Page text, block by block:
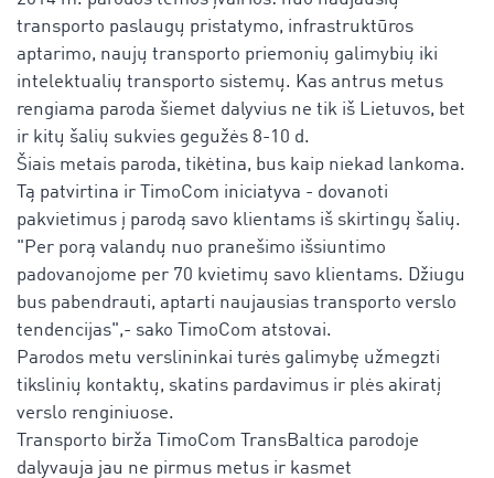
transporto paslaugų pristatymo, infrastruktūros
aptarimo, naujų transporto priemonių galimybių iki
intelektualių transporto sistemų. Kas antrus metus
rengiama paroda šiemet dalyvius ne tik iš Lietuvos, bet
ir kitų šalių sukvies gegužės 8-10 d.
Šiais metais paroda, tikėtina, bus kaip niekad lankoma.
Tą patvirtina ir TimoCom iniciatyva - dovanoti
pakvietimus į parodą savo klientams iš skirtingų šalių.
"Per porą valandų nuo pranešimo išsiuntimo
padovanojome per 70 kvietimų savo klientams. Džiugu
bus pabendrauti, aptarti naujausias transporto verslo
tendencijas",- sako TimoCom atstovai.
Parodos metu verslininkai turės galimybę užmegzti
tikslinių kontaktų, skatins pardavimus ir plės akiratį
verslo renginiuose.
Transporto birža TimoCom TransBaltica parodoje
dalyvauja jau ne pirmus metus ir kasmet